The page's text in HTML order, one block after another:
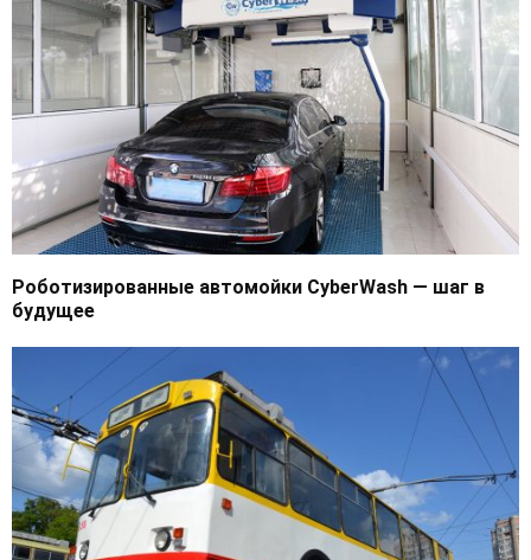
Роботизированные автомойки CyberWash — шаг в
будущее